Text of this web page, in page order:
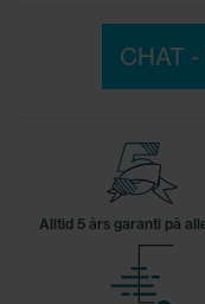
CHAT
Alltid 5 års garanti på